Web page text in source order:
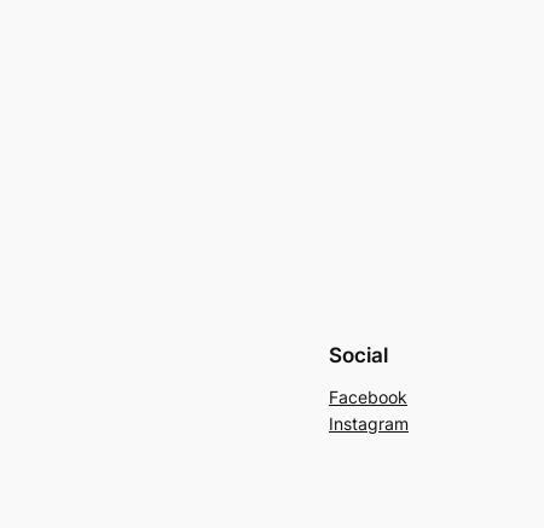
Social
Facebook
Instagram